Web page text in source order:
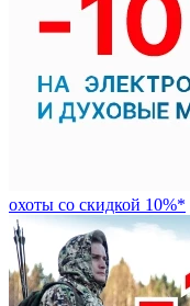
охоты со скидкой 10%*